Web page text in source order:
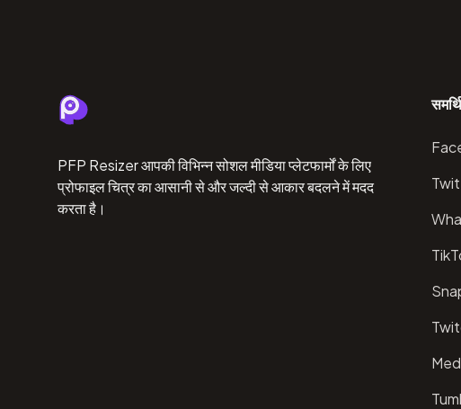
PFP Resizer आपकी विभिन्न सोशल मीडिया प्लेटफार्मों के लिए
प्रोफाइल चित्र का आसानी से और जल्दी से आकार बदलने में मदद
करता है।